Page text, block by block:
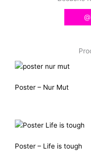
Poster – Nur Mut
Poster – Life is tough